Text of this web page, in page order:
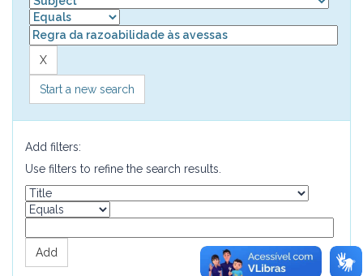
Start a new search
Add filters:
Use filters to refine the search results.